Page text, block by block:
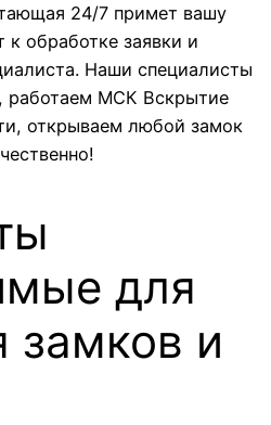
24/7 примет вашу
к обработке заявки и
Наши специалисты
работаем МСК Вскрытие
открываем любой замок
для
замков и